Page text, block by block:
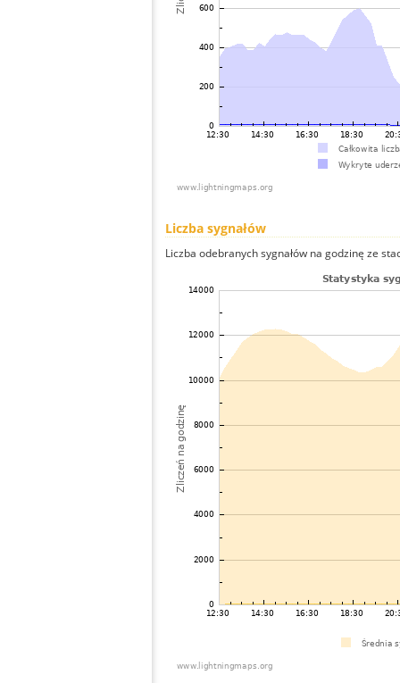
Liczba sygnałów
Liczba odebranych sygnałów na godzinę ze